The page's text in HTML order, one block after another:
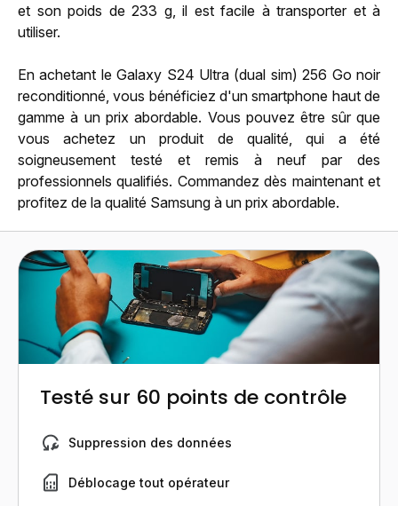
et son poids de 233 g, il est facile à transporter et à
utiliser.
En achetant le Galaxy S24 Ultra (dual sim) 256 Go noir
reconditionné, vous bénéficiez d'un smartphone haut de
gamme à un prix abordable. Vous pouvez être sûr que
vous achetez un produit de qualité, qui a été
soigneusement testé et remis à neuf par des
professionnels qualifiés. Commandez dès maintenant et
profitez de la qualité Samsung à un prix abordable.
Testé sur 60 points de contrôle
Suppression des données
Déblocage tout opérateur